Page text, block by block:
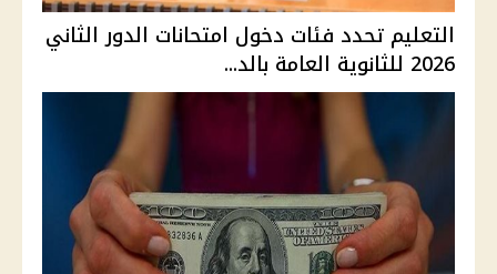
التعليم تحدد فئات دخول امتحانات الدور الثاني
2026 للثانوية العامة بالد...